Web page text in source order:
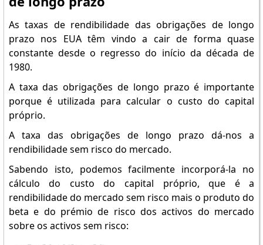
As taxas de rendibilidade das obrigações de longo
prazo nos EUA têm vindo a cair de forma quase
constante desde o regresso do início da década de
1980.
A taxa das obrigações de longo prazo é importante
porque é utilizada para calcular o custo do capital
próprio.
A taxa das obrigações de longo prazo dá-nos a
rendibilidade sem risco do mercado.
Sabendo isto, podemos facilmente incorporá-la no
cálculo do custo do capital próprio, que é a
rendibilidade do mercado sem risco mais o produto do
beta e do prémio de risco dos activos do mercado
sobre os activos sem risco: